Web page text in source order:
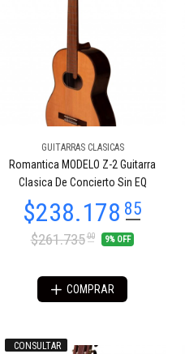
GUITARRAS CLASICAS
Romantica MODELO Z-2 Guitarra
Clasica De Concierto Sin EQ
$261.73500 9% OFF
COMPRAR
CONSULTAR